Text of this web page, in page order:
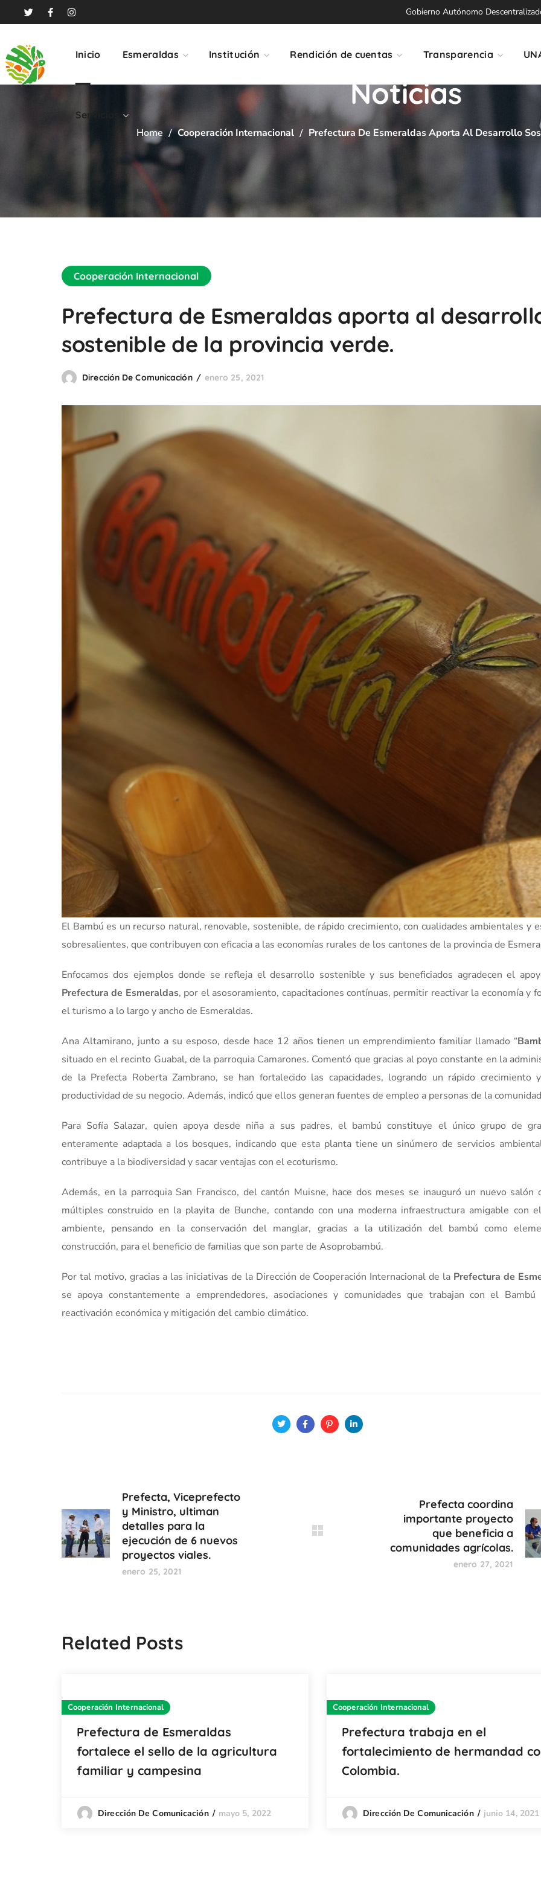
Gobierno Autónomo
Inicio Esmeraldas Institución Rendición de cuentas Transparencia
Servicios
Noticias
Home Cooperación Internacional Prefectura De Esmeraldas Aporta Al Desarrollo
Cooperación Internacional
Prefectura de Esmeraldas aporta al
sostenible de la provincia verde.
Dirección De Comunicación enero 25, 2021
El Bambú es un recurso natural, renovable, sostenible, de rápido crecimiento, con cualidades ambientales y
sobresalientes, que contribuyen con eficacia a las economías rurales de los cantones de la provincia de
Enfocamos dos ejemplos donde se refleja el desarrollo sostenible y sus beneficiados agradecen el
Prefectura de Esmeraldas, por el asosoramiento, capacitaciones contínuas, permitir reactivar la economía y
el turismo a lo largo y ancho de Esmeraldas.
Ana Altamirano, junto a su esposo, desde hace 12 años tienen un emprendimiento familiar llamado “
situado en el recinto Guabal, de la parroquia Camarones. Comentó que gracias al poyo constante en la
de la Prefecta Roberta Zambrano, se han fortalecido las capacidades, logrando un rápido crecimiento
productividad de su negocio. Además, indicó que ellos generan fuentes de empleo a personas de la
Para Sofía Salazar, quien apoya desde niña a sus padres, el bambú constituye el único grupo de
enteramente adaptada a los bosques, indicando que esta planta tiene un sinúmero de servicios
contribuye a la biodiversidad y sacar ventajas con el ecoturismo.
Además, en la parroquia San Francisco, del cantón Muisne, hace dos meses se inauguró un nuevo salón
múltiples construido en la playita de Bunche, contando con una moderna infraestructura amigable con
ambiente, pensando en la conservación del manglar, gracias a la utilización del bambú como
construcción, para el beneficio de familias que son parte de Asoprobambú.
Por tal motivo, gracias a las iniciativas de la Dirección de Cooperación Internacional de la Prefectura de
se apoya constantemente a emprendedores, asociaciones y comunidades que trabajan con el
reactivación económica y mitigación del cambio climático.
Prefecta, Viceprefecto
y Ministro, ultiman
detalles para la
ejecución de 6 nuevos
proyectos viales.
enero 25, 2021
Prefecta coordina
importante proyecto
que beneficia a
comunidades agrícolas.
enero 27, 2021
Related Posts
Cooperación Internacional
Prefectura de Esmeraldas
fortalece el sello de la agricultura
familiar y campesina
Dirección De Comunicación mayo 5, 2022
Cooperación Internacional
Prefectura trabaja en el
fortalecimiento de hermandad
Colombia.
Dirección De Comunicación junio 14, 2021